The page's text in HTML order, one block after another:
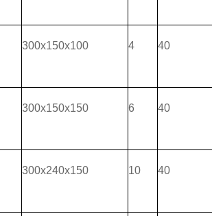
300x150x100 4 40
300x150x150 6 40
300x240x150 10 40